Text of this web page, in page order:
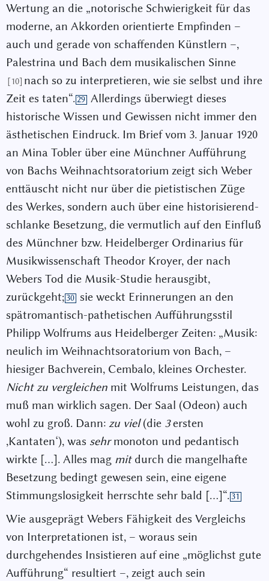
Wertung an die „notorische Schwierigkeit für das
moderne, an Akkorden orientierte Empfinden –
auch und gerade von schaffenden Künstlern –,
Palestrina und Bach dem musikalischen Sinne
[10] nach so zu interpretieren, wie sie selbst und ihre
Zeit es taten“.29 Allerdings überwiegt dieses
historische Wissen und Gewissen nicht immer den
ästhetischen Eindruck. Im Brief vom 3. Januar 1920
an Mina Tobler über eine Münchner Aufführung
von Bachs Weihnachtsoratorium zeigt sich Weber
enttäuscht nicht nur über die pietistischen Züge
des Werkes, sondern auch über eine historisierend-
schlanke Besetzung, die vermutlich auf den Einfluß
des Münchner bzw. Heidelberger Ordinarius für
Musikwissenschaft Theodor Kroyer, der nach
Webers Tod die Musik-Studie herausgibt,
zurückgeht; 30 sie weckt Erinnerungen an den
spätromantisch-pathetischen Aufführungsstil
Philipp Wolfrums aus Heidelberger Zeiten: „Musik:
neulich im Weihnachtsoratorium von Bach, –
hiesiger Bachverein, Cembalo, kleines Orchester.
Nicht zu vergleichen mit Wolfrums Leistungen, das
muß man wirklich sagen. Der Saal (Odeon) auch
wohl zu groß. Dann: zu viel(die 3ersten
,Kantaten‘), was sehrmonoton und pedantisch
wirkte […]. Alles mag mitdurch die mangelhafte
Besetzung bedingt gewesen sein, eine eigene
Stimmungslosigkeit herrschte sehr bald […]“. 31
Wie ausgeprägt Webers Fähigkeit des Vergleichs
von Interpretationen ist, – woraus sein
durchgehendes Insistieren auf eine „möglichst gute
Aufführung“ resultiert –, zeigt auch sein